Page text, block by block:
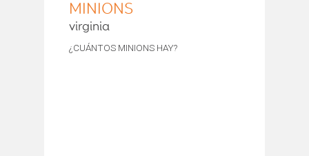
MINIONS
virginia
¿CUÁNTOS MINIONS HAY?